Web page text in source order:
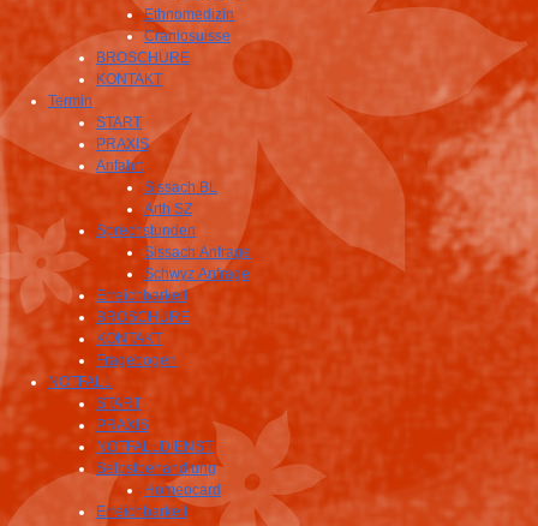
Ethnomedizin
Craniosuisse
BROSCHÜRE
KONTAKT
Termin
START
PRAXIS
Anfahrt
Sissach BL
Arth SZ
Sprechstunden
Sissach Anfrage
Schwyz Anfrage
Erreichbarkeit
BROSCHÜRE
KONTAKT
Fragebogen
NOTFALL
START
PRAXIS
NOTFALLDIENST
Selbstbehandlung
Homeocard
Erreichbarkeit